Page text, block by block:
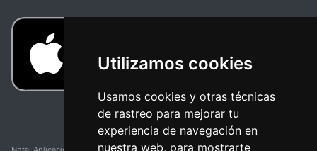
Utilizamos cookies
Usamos cookies y otras técnicas
de rastreo para mejorar tu
experiencia de navegación en
nuestra web, para mostrarte